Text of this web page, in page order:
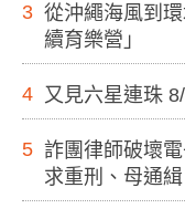
3 從沖繩海風到
續育樂營」
4 又見六星連珠
5 詐團律師破壞
求重刑、母通緝